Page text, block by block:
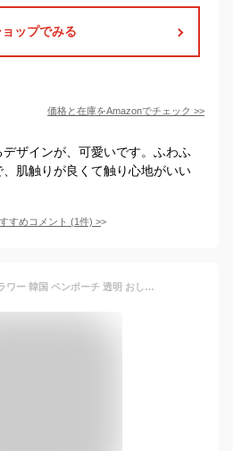
ョップでみる
価格と在庫をAmazonでチェック >>
ザインが、可愛いです。ふわふ
肌触りが良くて触り心地がいい
すめコメント (1件) >
ペンケース クリア フラワー 韓国 ペンポーチ 透明 おしゃれ シンプル 大容量 コンパクト かわいい 筆箱 ふでばこ 大学生 高校生 中学生 小学生 送料無料